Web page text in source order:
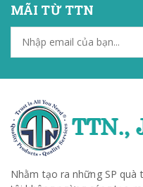
MÃI TỪ TTN
Nhằm tạo ra những SP